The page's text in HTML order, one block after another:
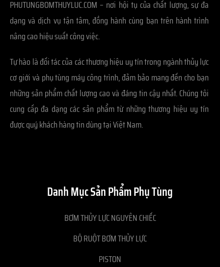
PHUTUNGBOMTHUYLUC.COM – nơi hội tụ của chất lượng, sự đa
dạng và dịch vụ tận tâm, đồng hành cùng bạn trên hành trình
nâng cao hiệu suất công việc.
Tự hào là đối tác của các thương hiệu uy tín trong ngành thủy lực
cơ giới và phụ tùng máy công trình, đảm bảo mang đến cho bạn
những sản phẩm chất lượng cao và đáng tin cậy nhất. Chúng tôi
cung cấp đa dạng các sản phẩm từ những thương hiệu uy tín
được quý khách hàng tin dùng tại Việt Nam.
Danh Mục Sản Phẩm Phụ Tùng
BƠM THỦY LỰC NGUYÊN CHIẾC
BỘ RUỘT BƠM THỦY LỰC
PISTON